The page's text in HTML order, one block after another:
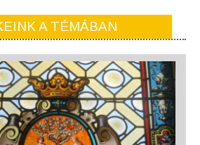
A TÉMÁBAN